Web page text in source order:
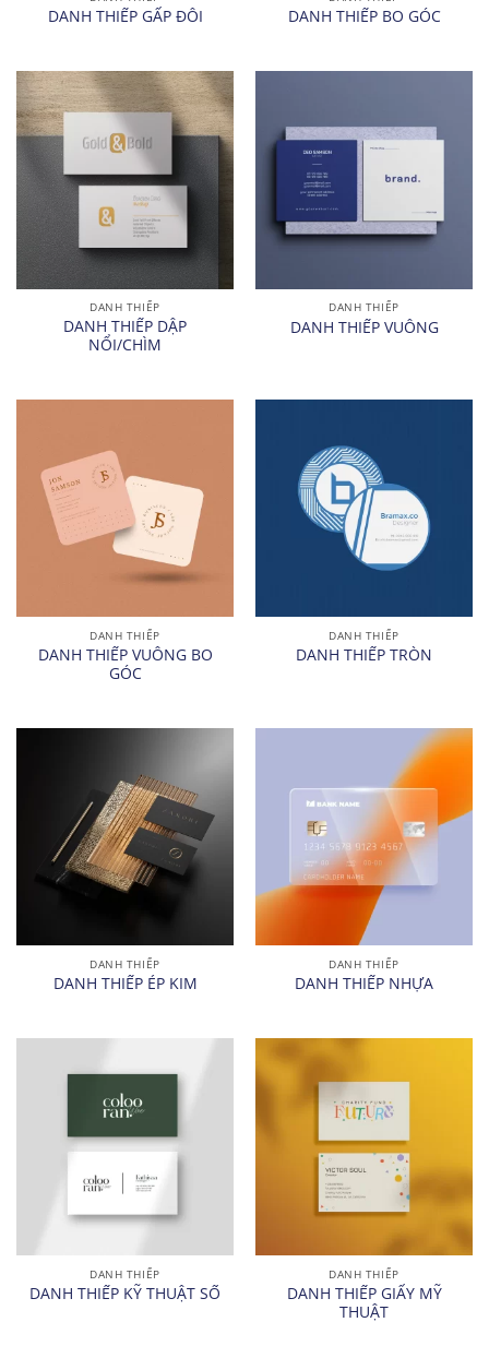
DANH THIẾP GẤP ĐÔI DANH THIẾP BO GÓC
DANH THIẾP
DANH THIẾP DẬP
NỔI/CHÌM
DANH THIẾP
DANH THIẾP VUÔNG
DANH THIẾP
DANH THIẾP VUÔNG BO
GÓC
DANH THIẾP
DANH THIẾP TRÒN
DANH THIẾP
DANH THIẾP ÉP KIM
DANH THIẾP
DANH THIẾP NHỰA
DANH THIẾP
DANH THIẾP KỸ THUẬT SỐ
DANH THIẾP
DANH THIẾP GIẤY MỸ
THUẬT